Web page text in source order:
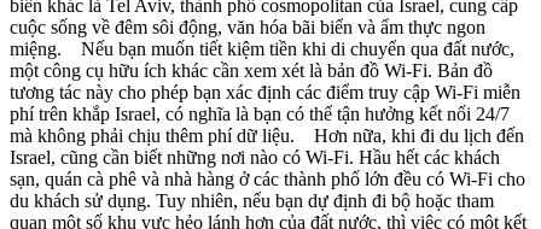
biến khác là Tel Aviv, thành phố cosmopolitan của Israel, cung cấp
cuộc sống về đêm sôi động, văn hóa bãi biển và ẩm thực ngon
miệng. Nếu bạn muốn tiết kiệm tiền khi di chuyển qua đất nước,
một công cụ hữu ích khác cần xem xét là bản đồ Wi-Fi. Bản đồ
tương tác này cho phép bạn xác định các điểm truy cập Wi-Fi miễn
phí trên khắp Israel, có nghĩa là bạn có thể tận hưởng kết nối 24/7
mà không phải chịu thêm phí dữ liệu. Hơn nữa, khi đi du lịch đến
Israel, cũng cần biết những nơi nào có Wi-Fi. Hầu hết các khách
sạn, quán cà phê và nhà hàng ở các thành phố lớn đều có Wi-Fi cho
du khách sử dụng. Tuy nhiên, nếu bạn dự định đi bộ hoặc tham
quan một số khu vực hẻo lánh hơn của đất nước, thì việc có một kết